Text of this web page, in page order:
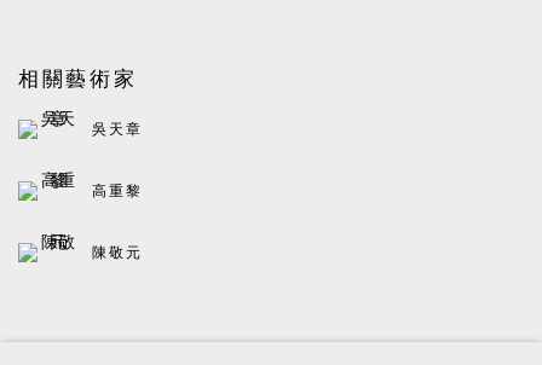
相關藝術家
吳天章
高重黎
陳敬元